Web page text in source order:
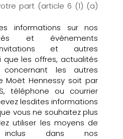
part (article 6 (1) (a)
informations sur nos
et évènements
et autres
que les offres, actualités
les autres
Moët Hennessy soit par
téléphone ou courrier
lesdites informations
vous ne souhaitez plus
utiliser les moyens de
inclus dans nos